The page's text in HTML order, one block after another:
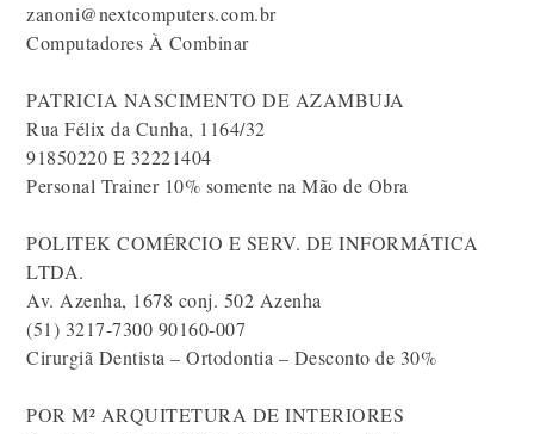
zanoni@nextcomputers.com.br
Computadores À Combinar
PATRICIA NASCIMENTO DE AZAMBUJA
Rua Félix da Cunha, 1164/32
91850220 E 32221404
Personal Trainer 10% somente na Mão de Obra
POLITEK COMÉRCIO E SERV. DE INFORMÁTICA
LTDA.
Av. Azenha, 1678 conj. 502 Azenha
(51) 3217-7300 90160-007
Cirurgiã Dentista – Ortodontia – Desconto de 30%
POR M² ARQUITETURA DE INTERIORES